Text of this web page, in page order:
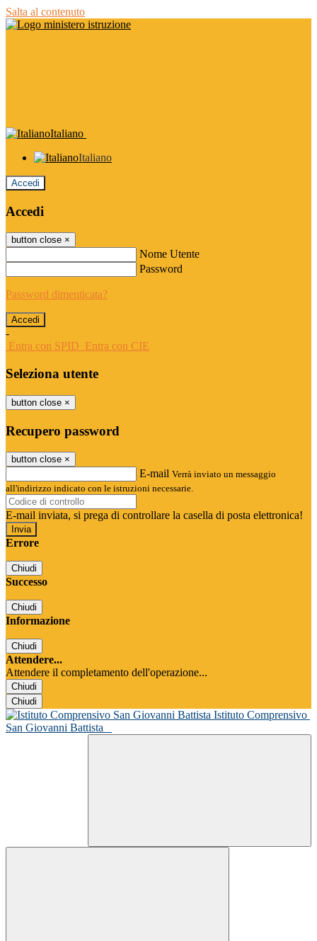
Salta al contenuto
Italiano
Italiano
Accedi
Accedi
button close ×
Nome Utente
Password
Password dimenticata?
-
Entra con SPID Entra con CIE
Seleziona utente
button close ×
Recupero password
button close ×
E-mail Verrà inviato un messaggio
all'indirizzo indicato con le istruzioni necessarie.
E-mail inviata, si prega di controllare la casella di posta elettronica!
Errore
Chiudi
Successo
Chiudi
Informazione
Chiudi
Attendere...
Attendere il completamento dell'operazione...
Chiudi
Chiudi
Istituto Comprensivo
San Giovanni Battista